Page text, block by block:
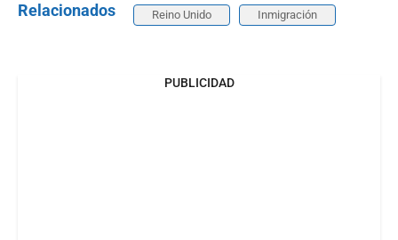
Relacionados Reino Unido Inmigración
PUBLICIDAD